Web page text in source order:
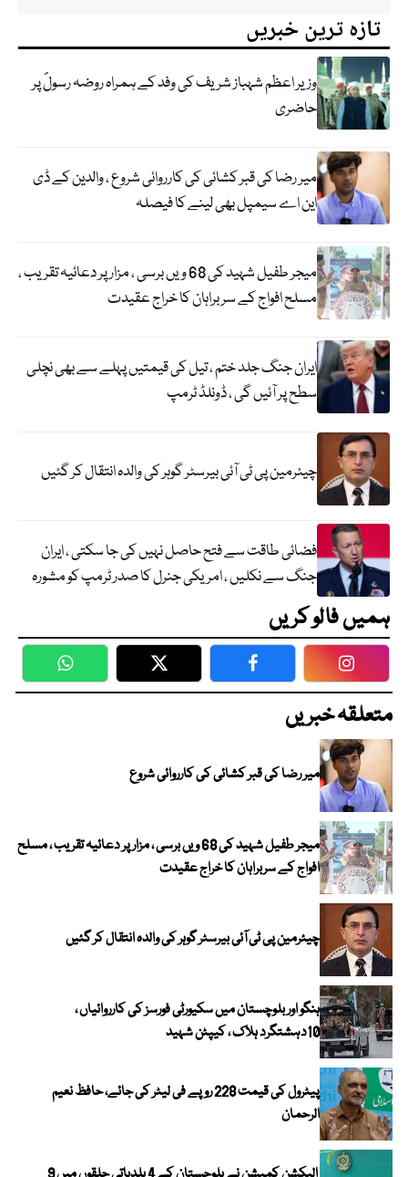
تازہ ترین خبریں
وزیر اعظم شہباز شریف کی وفد کے ہمراہ روضہ رسولؐ پر
حاضری
میر رضا کی قبر کشائی کی کارروائی شروع ، والدین کے ڈی
این اے سیمپل بھی لینے کا فیصلہ
میجر طفیل شہید کی 68 ویں برسی ، مزار پر دعائیہ تقریب ،
مسلح افواج کے سربراہان کا خراج عقیدت
ایران جنگ جلد ختم ، تیل کی قیمتیں پہلے سے بھی نچلی
سطح پر آئیں گی ، ڈونلڈ ٹرمپ
چیئرمین پی ٹی آئی بیرسٹر گوہر کی والدہ انتقال کر گئیں
فضائی طاقت سے فتح حاصل نہیں کی جا سکتی ، ایران
جنگ سے نکلیں ، امریکی جنرل کا صدر ٹرمپ کو مشورہ
ہمیں فالو کریں
WhatsApp Twitter Facebook
متعلقہ خبریں
میر رضا کی قبر کشائی کی کارروائی شروع
میجر طفیل شہید کی 68 ویں برسی ، مزار پر دعائیہ تقریب ، مسلح
افواج کے سربراہان کا خراج عقیدت
چیئرمین پی ٹی آئی بیرسٹر گوہر کی والدہ انتقال کر گئیں
ہنگو اور بلوچستان میں سکیورٹی فورسز کی کارروائیاں ،
10دہشتگرد ہلاک ، کیپٹن شہید
پیٹرول کی قیمت 228 روپے فی لیٹر کی جائے، حافظ نعیم
الرحمان